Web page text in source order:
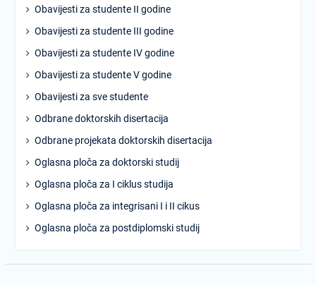
Obavijesti za studente II godine
Obavijesti za studente III godine
Obavijesti za studente IV godine
Obavijesti za studente V godine
Obavijesti za sve studente
Odbrane doktorskih disertacija
Odbrane projekata doktorskih disertacija
Oglasna ploča za doktorski studij
Oglasna ploča za I ciklus studija
Oglasna ploča za integrisani I i II cikus
Oglasna ploča za postdiplomski studij